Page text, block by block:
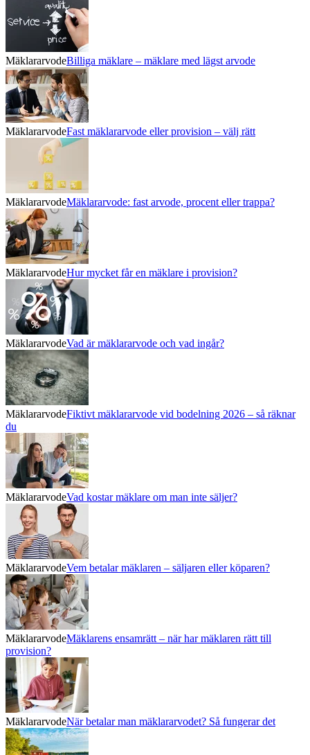
MäklararvodeBilliga mäklare – mäklare med lägst arvode
MäklararvodeFast mäklararvode eller provision – välj rätt
MäklararvodeMäklararvode: fast arvode, procent eller trappa?
MäklararvodeHur mycket får en mäklare i provision?
MäklararvodeVad är mäklararvode och vad ingår?
MäklararvodeFiktivt mäklararvode vid bodelning 2026 – så räknar
du
MäklararvodeVad kostar mäklare om man inte säljer?
MäklararvodeVem betalar mäklaren – säljaren eller köparen?
MäklararvodeMäklarens ensamrätt – när har mäklaren rätt till
provision?
MäklararvodeNär betalar man mäklararvodet? Så fungerar det